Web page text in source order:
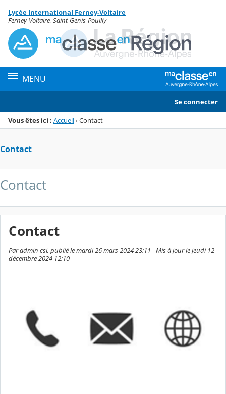
Menu de la rubrique
Contenu
Lycée International Ferney-Voltaire
Ferney-Voltaire, Saint-Genis-Pouilly
MENU
Se connecter
Vous êtes ici : Accueil›Contact
Contact
Contact
Contact
Par admin csi, publié le mardi 26 mars 2024 23:11 - Mis à jour le jeudi 12
décembre 2024 12:10